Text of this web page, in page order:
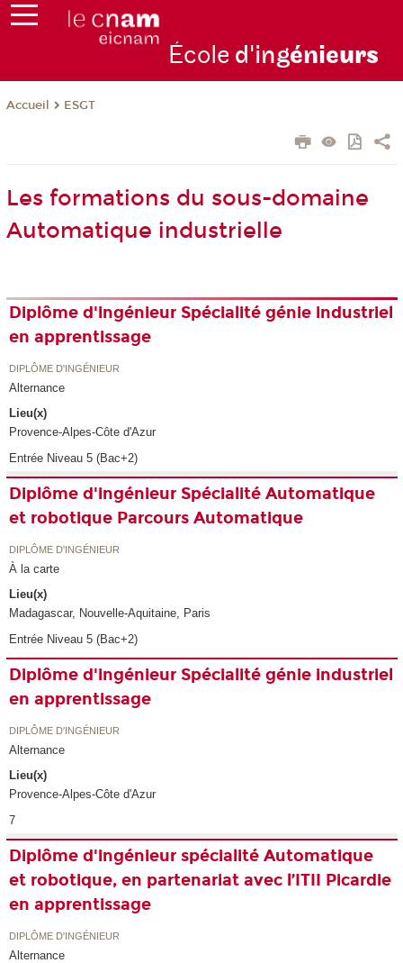
École d'ingénieurs
Accueil ESGT
Les formations du sous-domaine
Automatique industrielle
Diplôme d'ingénieur Spécialité génie industriel
en apprentissage
DIPLÔME D'INGÉNIEUR
Alternance
Lieu(x)
Provence-Alpes-Côte d'Azur
Entrée Niveau 5 (Bac+2)
Diplôme d'ingénieur Spécialité Automatique
et robotique Parcours Automatique
DIPLÔME D'INGÉNIEUR
À la carte
Lieu(x)
Madagascar, Nouvelle-Aquitaine, Paris
Entrée Niveau 5 (Bac+2)
Diplôme d'ingénieur Spécialité génie industriel
en apprentissage
DIPLÔME D'INGÉNIEUR
Alternance
Lieu(x)
Provence-Alpes-Côte d'Azur
7
Diplôme d'ingénieur spécialité Automatique
et robotique, en partenariat avec l’ITII Picardie
en apprentissage
DIPLÔME D'INGÉNIEUR
Alternance